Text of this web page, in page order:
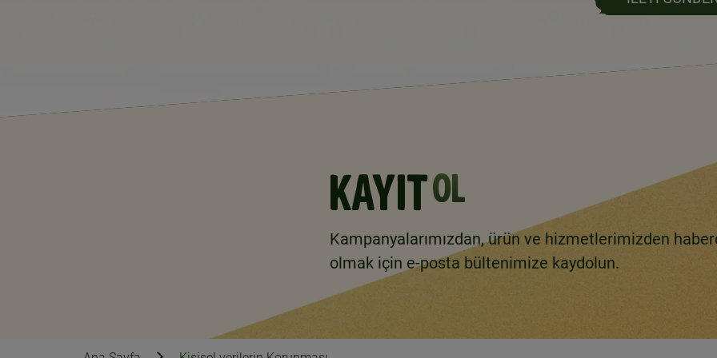
KAYITOL
Kampanyalarımızdan, ürün ve hizmetlerimizden
olmak için e-posta bültenimize kaydolun.